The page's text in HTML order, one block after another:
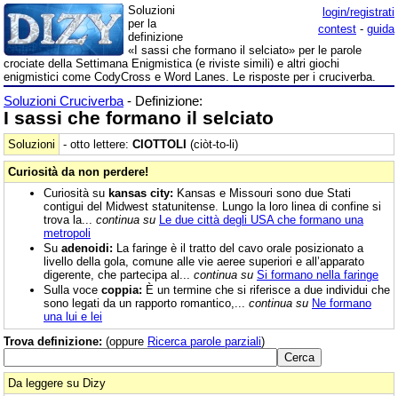
login/registrati
contest - guida
Soluzioni
per la
definizione
«I sassi che formano il selciato» per le parole
crociate della Settimana Enigmistica (e riviste simili) e altri giochi
enigmistici come CodyCross e Word Lanes. Le risposte per i cruciverba.
Soluzioni Cruciverba - Definizione:
I sassi che formano il selciato
Soluzioni - otto lettere: CIOTTOLI (ciòt-to-li)
Curiosità da non perdere!
Curiosità su kansas city: Kansas e Missouri sono due Stati
contigui del Midwest statunitense. Lungo la loro linea di confine si
trova la... continua su Le due città degli USA che formano una
metropoli
Su adenoidi: La faringe è il tratto del cavo orale posizionato a
livello della gola, comune alle vie aeree superiori e all’apparato
digerente, che partecipa al... continua su Si formano nella faringe
Sulla voce coppia: È un termine che si riferisce a due individui che
sono legati da un rapporto romantico,... continua su Ne formano
una lui e lei
Trova definizione: (oppure Ricerca parole parziali)
Da leggere su Dizy